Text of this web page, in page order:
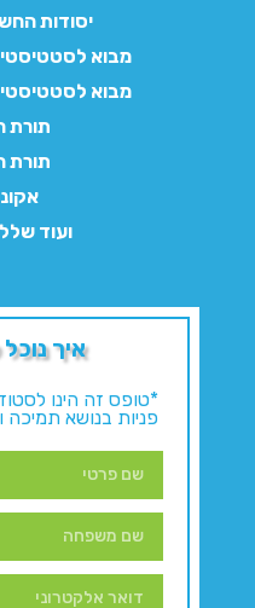
יסודות
מבוא
מבוא
תורת
תורת
ועוד
איך
*טופס זה הינו
פניות בנושא תמיכה